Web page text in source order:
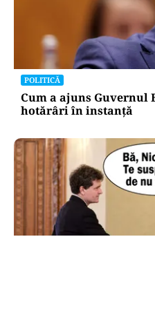
POLITICĂ
Cum a ajuns Guvernul
hotărâri în instanță